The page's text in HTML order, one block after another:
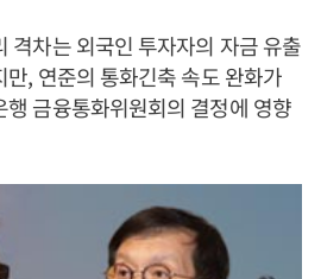
격차는 외국인 투자자의 자금 유출
, 연준의 통화긴축 속도 완화가
금융통화위원회의 결정에 영향